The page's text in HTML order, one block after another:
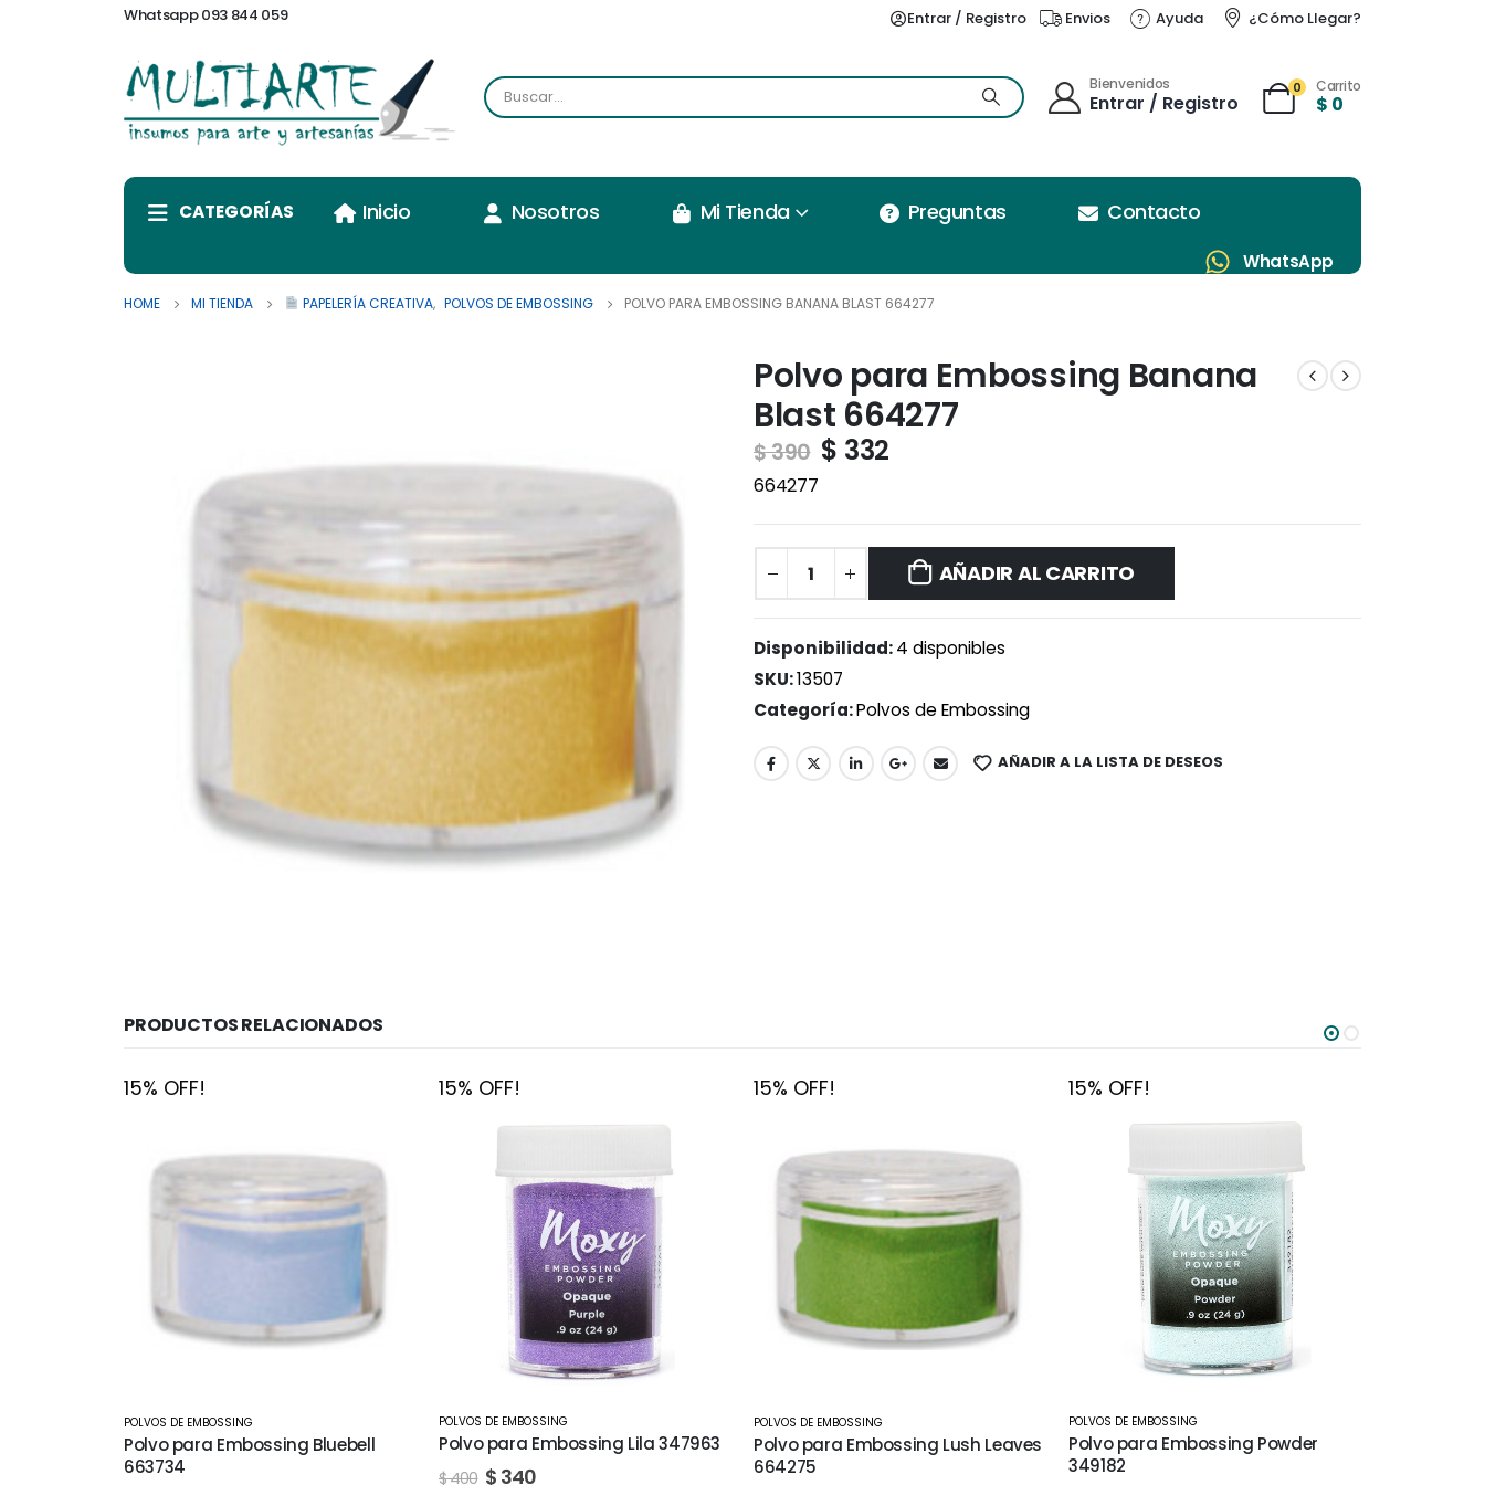
Whatsapp 093 844 059 Entrar / Registro Envios Ayuda ¿Cómo Llegar?
Bienvenidos
Entrar / Registro
0 Carrito
$ 0
CATEGORÍAS Inicio Nosotros Mi Tienda Preguntas Contacto
WhatsApp
HOME MI TIENDA PAPELERÍA CREATIVA, POLVOS DE EMBOSSING POLVO PARA EMBOSSING BANANA BLAST 664277
Polvo para Embossing Banana
Blast 664277
$390 $ 332
664277
AÑADIR AL CARRITO
Disponibilidad:4 disponibles
SKU:13507
Categoría:Polvos de Embossing
AÑADIR A LA LISTA DE DESEOS
PRODUCTOS RELACIONADOS
15% OFF!
POLVOS DE EMBOSSING
Polvo para Embossing Lila 347963
$400 $340
15% OFF!
POLVOS DE EMBOSSING
Polvo para Embossing Lush Leaves
664275
15% OFF!
POLVOS DE EMBOSSING
Polvo para Embossing Powder
349182
15% OFF!
POLVOS DE EMBOSSING
Polvo para Embossing Rose
379574